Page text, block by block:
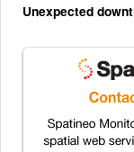
Unexpected